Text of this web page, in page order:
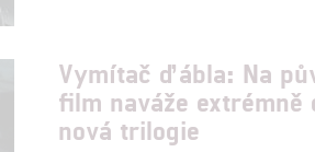
Vymítač ďábla: Na
film naváže extrémně
nová trilogie